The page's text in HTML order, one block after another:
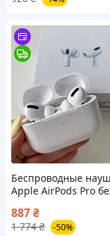
Беспроводные
Apple AirPods Pro
Lux вкладыши
для iPhone и
DFGCV
887₴
1 774 ₴ -50%